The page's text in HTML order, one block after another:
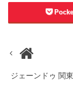
ジェーンドゥ 関